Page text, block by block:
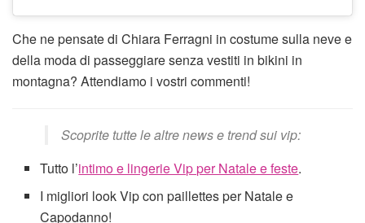
Che ne pensate di Chiara Ferragni in costume sulla neve e
della moda di passeggiare senza vestiti in bikini in
montagna? Attendiamo i vostri commenti!
Scoprite tutte le altre news e trend sui vip:
Tutto l’intimo e lingerie Vip per Natale e feste.
I migliori look Vip con paillettes per Natale e
Capodanno!